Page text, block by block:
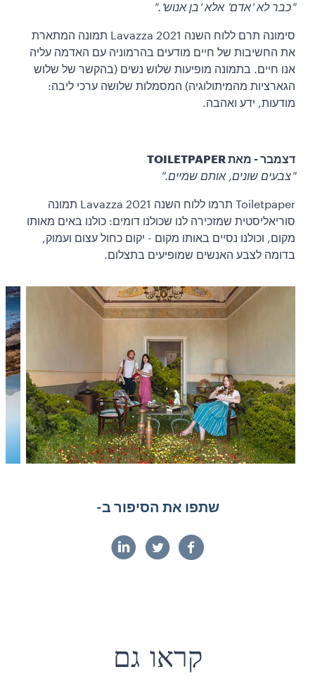
"כבר לא 'אדם' אלא 'בן אנוש'."
סימונה תרם ללוח השנה Lavazza 2021 תמונה המתארת
את החשיבות של חיים מודעים בהרמוניה עם האדמה עליה
אנו חיים. בתמונה מופיעות שלוש נשים (בהקשר של שלוש
הגארציות מהמיתולוגיה) המסמלות שלושה ערכי ליבה:
מודעות, ידע ואהבה.
דצמבר - מאת TOILETPAPER
"צבעים שונים, אותם שמיים."
Toiletpaper תרמו ללוח השנה Lavazza 2021 תמונה
סוריאליסטית שמזכירה לנו שכולנו דומים: כולנו באים מאותו
מקום, וכולנו נסיים באותו מקום - יקום כחול עצום ועמוק,
בדומה לצבע האנשים שמופיעים בתצלום.
שתפו את הסיפור ב-
קראו גם